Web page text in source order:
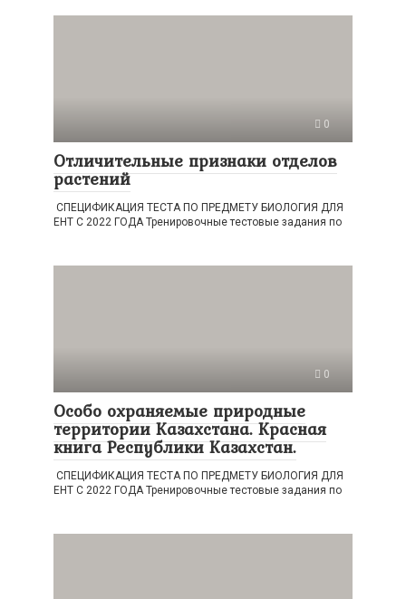
0
Отличительные признаки отделов
растений
СПЕЦИФИКАЦИЯ ТЕСТА ПО ПРЕДМЕТУ БИОЛОГИЯ ДЛЯ
ЕНТ С 2022 ГОДА Тренировочные тестовые задания по
0
Особо охраняемые природные
территории Казахстана. Красная
книга Республики Казахстан.
СПЕЦИФИКАЦИЯ ТЕСТА ПО ПРЕДМЕТУ БИОЛОГИЯ ДЛЯ
ЕНТ С 2022 ГОДА Тренировочные тестовые задания по